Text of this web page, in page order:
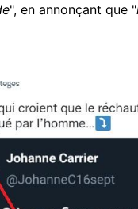
", en annonçant que "